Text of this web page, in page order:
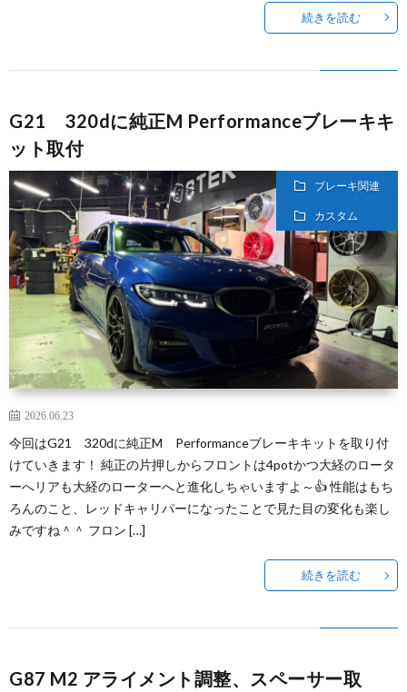
続きを読む
G21 320dに純正M Performanceブレーキキ
ット取付
ブレーキ関連
カスタム
2026.06.23
今回はG21 320dに純正M Performanceブレーキキットを取り付
けていきます！ 純正の片押しからフロントは4potかつ大経のロータ
ーへリアも大経のローターへと進化しちゃいますよ～👍 性能はもち
ろんのこと、レッドキャリパーになったことで見た目の変化も楽し
みですね＾＾ フロン […]
続きを読む
G87 M2 アライメント調整、スペーサー取